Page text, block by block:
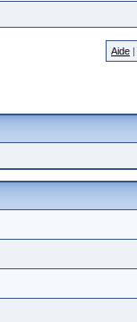
Aide |